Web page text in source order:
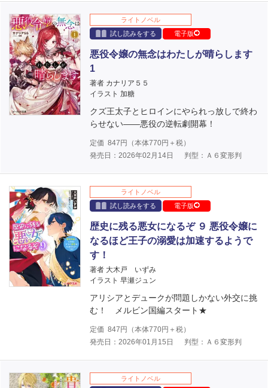
ライトノベル
試し読みをする
電子版
悪役令嬢の無念はわたしが晴らします
1
著者 カナリア５５
イラスト 加糖
クズ王太子とヒロインにやられっ放しで終わ
らせない――悪役の逆転劇開幕！
定価 847 円（本体770円＋税）
発売日：2026年02月14日
判型：Ａ６変形判
ライトノベル
試し読みをする
電子版
歴史に残る悪女になるぞ ９ 悪役令嬢に
なるほど王子の溺愛は加速するようで
す！
著者 大木戸 いずみ
イラスト 早瀬ジュン
アリシアとデュークが問題しかない外交に挑
む！ メルビン国編スタート★
定価 847 円（本体770円＋税）
発売日：2026年01月15日
判型：Ａ６変形判
ライトノベル